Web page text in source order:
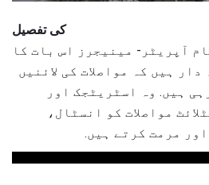
کی تفصیل
آپریٹر- مینیجرز اس بات کا
ہیں کہ مواصلات کی لائنیں
ہیں. وہ اسٹریٹجک اور
مواصلات کو انسٹال،
مرمت کرتے ہیں.